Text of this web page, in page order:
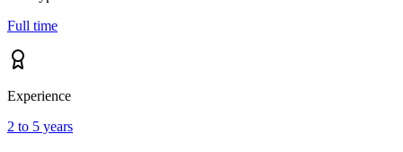
Full time
Experience
2 to 5 years